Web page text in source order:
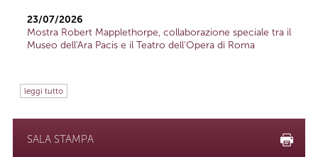
23/07/2026
Mostra Robert Mapplethorpe, collaborazione speciale tra il
Museo dell'Ara Pacis e il Teatro dell'Opera di Roma
leggi tutto
SALA STAMPA